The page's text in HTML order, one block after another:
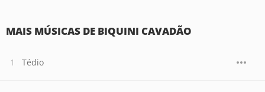
MAIS MÚSICAS DE BIQUINI CAVADÃO
Tédio